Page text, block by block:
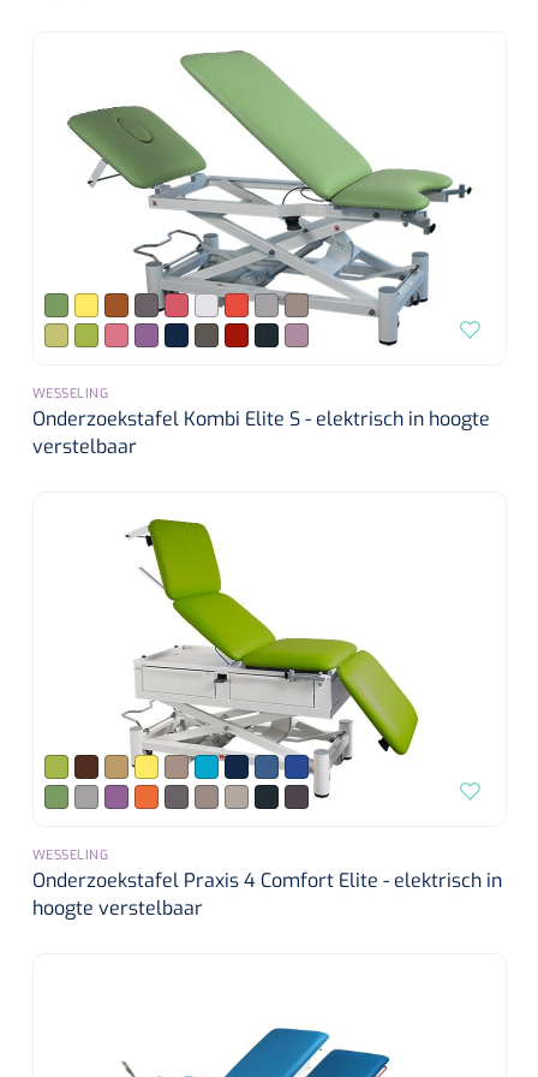
WESSELING
Onderzoekstafel Kombi Elite S - elektrisch in hoogte
verstelbaar
WESSELING
Onderzoekstafel Praxis 4 Comfort Elite - elektrisch in
hoogte verstelbaar